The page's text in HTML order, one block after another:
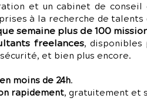
et un cabinet de
à la recherche de talents
semaine plus de 100
freelances, disponibles
et bien plus encore.
moins de 24h.
rapidement, gratuitement et